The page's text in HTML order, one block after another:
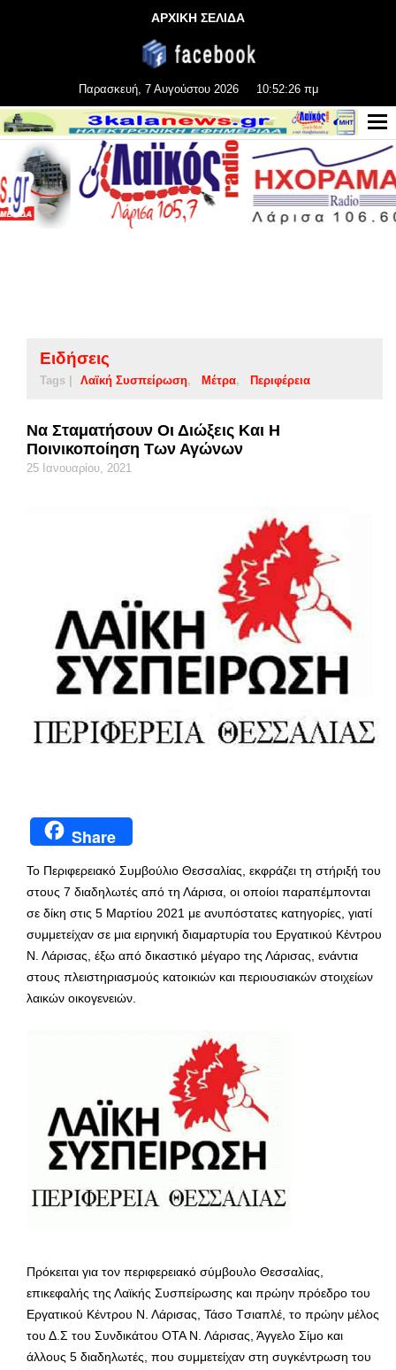
ΑΡΧΙΚΗ ΣΕΛΙΔΑ
Παρασκευή, 7 Αυγούστου 2026 10:52:26 πμ
Ειδήσεις
Tags | Λαϊκή Συσπείρωση Μέτρα Περιφέρεια
Να Σταματήσουν Οι Διώξεις Και Η
Ποινικοποίηση Των Αγώνων
25 Ιανουαρίου, 2021
Share
Το Περιφερειακό Συμβούλιο Θεσσαλίας, εκφράζει τη στήριξή του
στους 7 διαδηλωτές από τη Λάρισα, οι οποίοι παραπέμπονται
σε δίκη στις 5 Μαρτίου 2021 με ανυπόστατες κατηγορίες, γιατί
συμμετείχαν σε μια ειρηνική διαμαρτυρία του Εργατικού Κέντρου
Ν. Λάρισας, έξω από δικαστικό μέγαρο της Λάρισας, ενάντια
στους πλειστηριασμούς κατοικιών και περιουσιακών στοιχείων
λαικών οικογενειών.
Πρόκειται για τον περιφερειακό σύμβουλο Θεσσαλίας,
επικεφαλής της Λαϊκής Συσπείρωσης και πρώην πρόεδρο του
Εργατικού Κέντρου Ν. Λάρισας, Τάσο Tσιαπλέ, το πρώην μέλος
του Δ.Σ του Συνδικάτου ΟΤΑ Ν. Λάρισας, Άγγελο Σίμο και
άλλους 5 διαδηλωτές, που συμμετείχαν στη συγκέντρωση του